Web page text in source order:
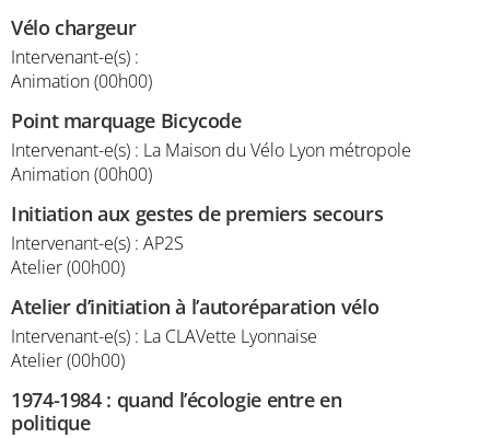
Vélo chargeur
Intervenant-e(s) :
Animation (00h00)
Point marquage Bicycode
Intervenant-e(s) : La Maison du Vélo Lyon métropole
Animation (00h00)
Initiation aux gestes de premiers secours
Intervenant-e(s) : AP2S
Atelier (00h00)
Atelier d’initiation à l’autoréparation vélo
Intervenant-e(s) : La CLAVette Lyonnaise
Atelier (00h00)
1974-1984 : quand l’écologie entre en
politique